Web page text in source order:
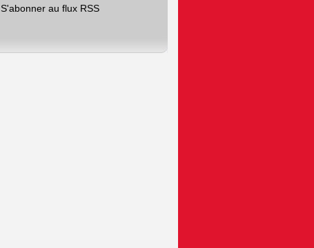
S'abonner au flux RSS